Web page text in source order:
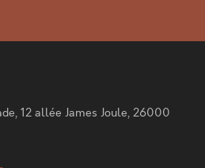
12 allée James Joule, 26000